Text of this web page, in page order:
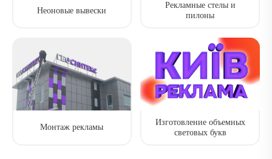
Неоновые вывески
Рекламные стелы и
пилоны
Монтаж рекламы
Изготовление объемных
световых букв